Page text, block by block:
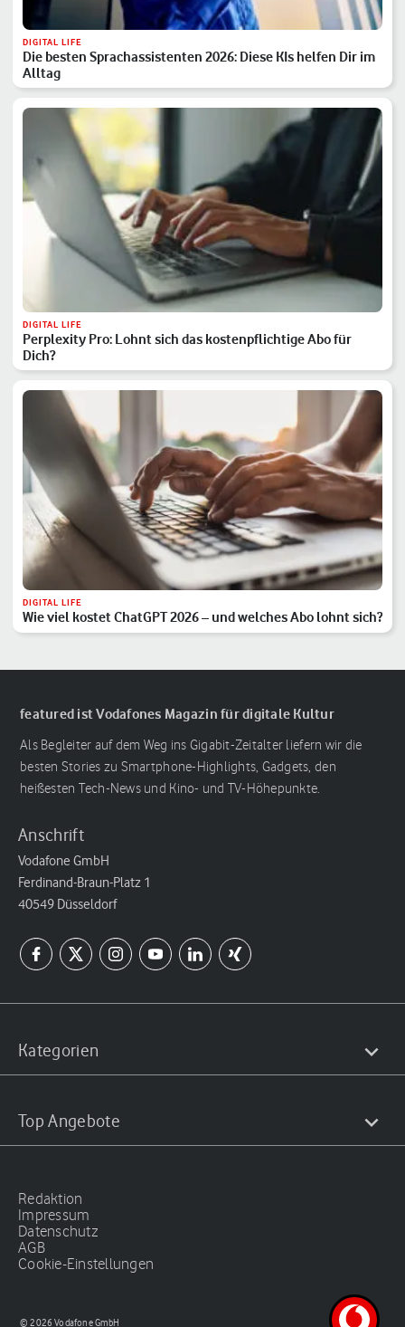
DIGITAL LIFE
Die besten Sprachassistenten 2026: Diese KIs helfen Dir im
Alltag
DIGITAL LIFE
Perplexity Pro: Lohnt sich das kostenpflichtige Abo für
Dich?
DIGITAL LIFE
Wie viel kostet ChatGPT 2026 – und welches Abo lohnt sich?
featured ist Vodafones Magazin für digitale Kultur
Als Begleiter auf dem Weg ins Gigabit-Zeitalter liefern wir die
besten Stories zu Smartphone-Highlights, Gadgets, den
heißesten Tech-News und Kino- und TV-Höhepunkte.
Anschrift
Vodafone GmbH
Ferdinand-Braun-Platz 1
40549 Düsseldorf
Kategorien
Top Angebote
Redaktion
Impressum
Datenschutz
AGB
Cookie-Einstellungen
© 2026 Vodafone GmbH